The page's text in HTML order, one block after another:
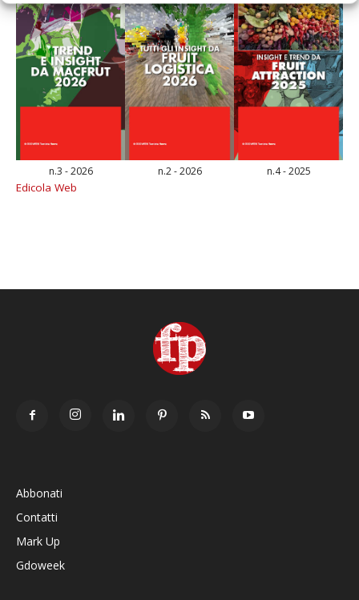
n.3 - 2026 n.2 - 2026 n.4 - 2025
Edicola Web
Abbonati
Contatti
Mark Up
Gdoweek